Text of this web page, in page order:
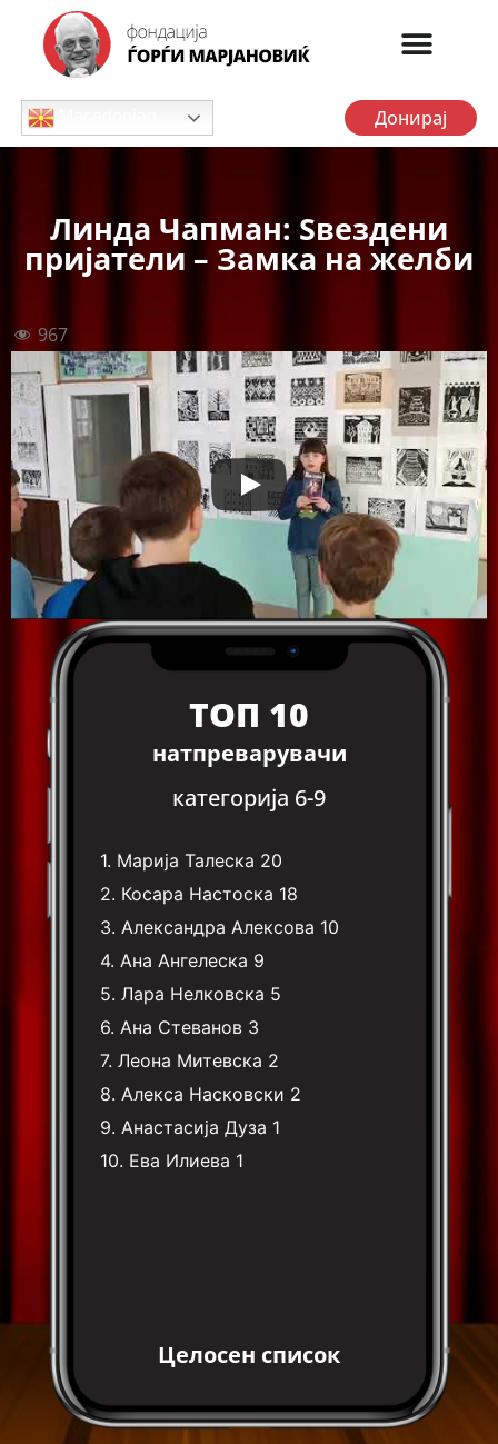
Донирај
Линда Чапман: Ѕвездени
пријатели – Замка на желби
967
ТОП 10
натпреварувачи
категорија 6-9
1. Марија Талеска 20
2. Косара Настоска 18
3. Александра Алексова 10
4. Ана Ангелеска 9
5.Лара Нелковска 5
6. Ана Стеванов 3
7.Леона Митевска 2
8. Алекса Насковски 2
9. Анастасија Дуза 1
10. Ева Илиева 1
Целосен список